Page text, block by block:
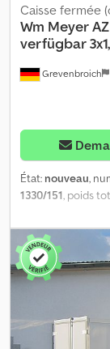
Grevenbroich
Caisse fermée
Wm Meyer
verfügbar
État: nouveau,
1330/151 , poids
mm, hauteur de
et
adaptée à prix
de la Rhénanie,
et économisez
vous munissant